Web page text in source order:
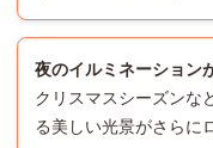
夜のイルミネーション
クリスマスシーズンな
る美しい光景がさらに